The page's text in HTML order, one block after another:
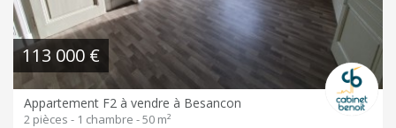
113 000 €
Appartement F2 à vendre à Besancon
2 pièces - 1 chambre - 50 m²